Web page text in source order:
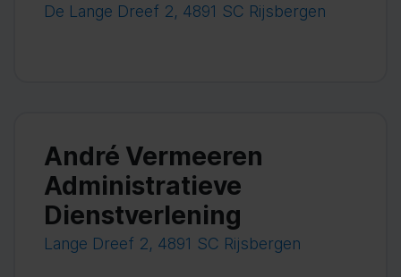
De Lange Dreef 2, 4891 SC Rijsbergen
André Vermeeren
Administratieve
Dienstverlening
Lange Dreef 2, 4891 SC Rijsbergen